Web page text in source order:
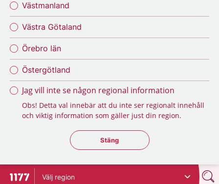
Västmanland
Västra Götaland
Örebro län
Östergötland
Jag vill inte se någon regional information
Obs! Detta val innebär att du inte ser regionalt innehåll
och viktig information som gäller just din region.
Stäng regionsväljaren
Stäng
Till startsidan för 1177
Välj region